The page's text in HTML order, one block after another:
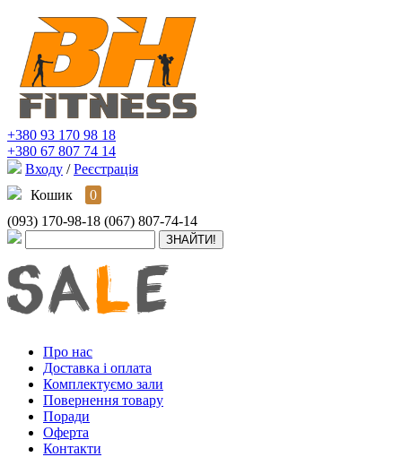
+380 93 170 98 18
+380 67 807 74 14
Входу / Реєстрація
Кошик
0
(093) 170-98-18 (067) 807-74-14
Про нас
Доставка і оплата
Комплектуємо зали
Повернення товару
Поради
Оферта
Контакти